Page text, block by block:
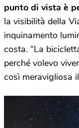
punto di vista è
la visibilità della
inquinamento
costa. “La
perché volevo
così meravigliosa